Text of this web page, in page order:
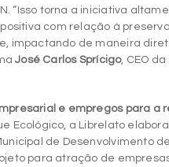
José Carlos Sprícigo, CEO da
e empregos para a
Ecológico, a Librelato elabora
para atração de
serão 11,5 hectares de
de lotes industriais.